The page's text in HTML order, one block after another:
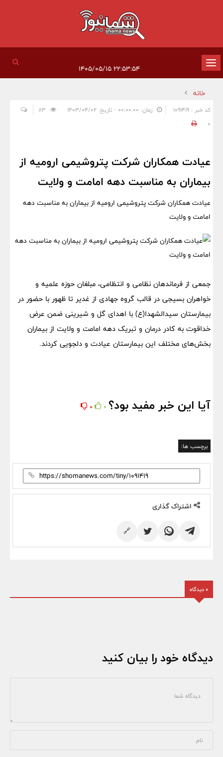
تغییر
وضعیت
ناوبری
خانه
کد خبر : 1091419 زمان: ۰۰:۰۰:۰۰ - تاریخ: ۱۴۰۳/۰۴/۰۲
0
عیادت همکاران شرکت پتروشیمی ارومیه از
بیماران به مناسبت دهه امامت و ولایت
عیادت همکاران شرکت پتروشیمی ارومیه از بیماران به مناسبت دهه
امامت و ولایت
جمعی از فرماندهان نظامی و انتظامی، مبلغان حوزه علمیه و
خواهران بسیجی در قالب گروه جهادی از غدیر تا ظهور با حضور در
بیمارستان سیدالشهدا(ع) با اهدای گل و شیرینی ضمن عرض
خداقوت به کادر درمان و تبریک دهه امامت و ولایت از بیماران
بخش‌های مختلف این بیمارستان عیادت و دلجویی کردند.
آیا این خبر مفید بود؟ 0
0
برچسب ها:
اشتراک گذاری
🔗
0 دیدگاه
دیدگاه خود را بیان کنید